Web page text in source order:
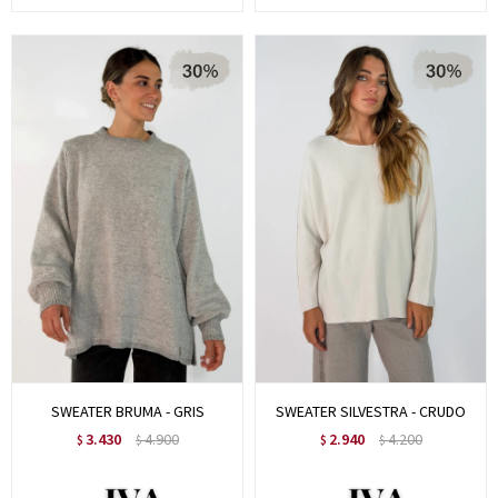
SWEATER BRUMA - GRIS
$ 3.430 $4.900
SWEATER SILVESTRA - CRUDO
$ 2.940 $4.200